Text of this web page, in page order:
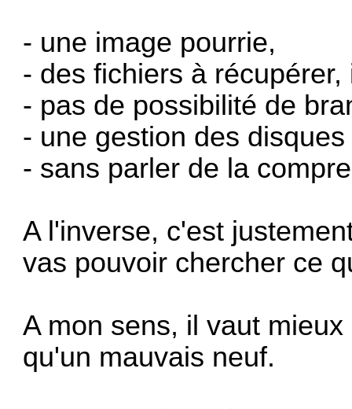
- une image pourrie,
- des fichiers à
- pas de possibilité de
- une gestion des
- sans parler de la
A l'inverse, c'est
vas pouvoir chercher ce
A mon sens, il vaut
qu'un mauvais neuf.